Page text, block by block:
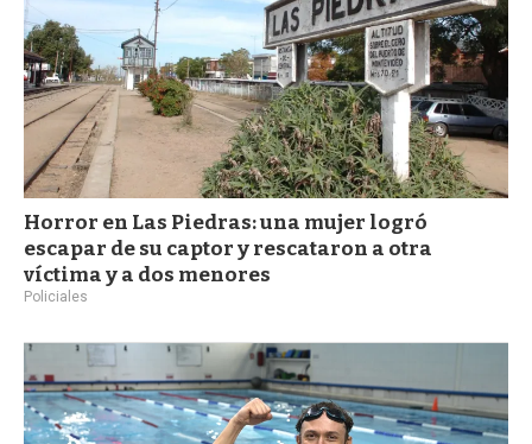
Horror en Las Piedras: una mujer logró
escapar de su captor y rescataron a otra
víctima y a dos menores
Policiales